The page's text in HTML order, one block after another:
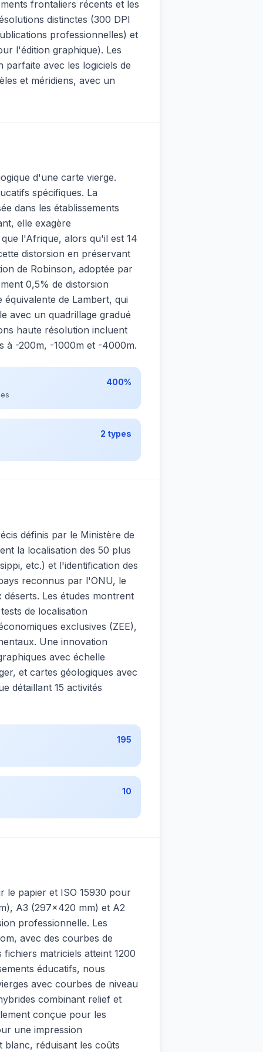
frontaliers récents et les
distinctes (300 DPI
professionnelles) et
l'édition graphique). Les
avec les logiciels de
et méridiens, avec un
d'une carte vierge.
spécifiques. La
dans les établissements
elle exagère
l'Afrique, alors qu'il est 14
distorsion en préservant
de Robinson, adoptée par
0,5% de distorsion
de Lambert, qui
avec un quadrillage gradué
haute résolution incluent
à -200m, -1000m et -4000m.
400%
2 types
définis par le Ministère de
la localisation des 50 plus
etc.) et l'identification des
reconnus par l'ONU, le
Les études montrent
de localisation
exclusives (ZEE),
Une innovation
avec échelle
et cartes géologiques avec
détaillant 15 activités
195
10
le papier et ISO 15930 pour
A3 (297×420 mm) et A2
professionnelle. Les
avec des courbes de
matriciels atteint 1200
éducatifs, nous
avec courbes de niveau
combinant relief et
conçue pour les
une impression
réduisant les coûts